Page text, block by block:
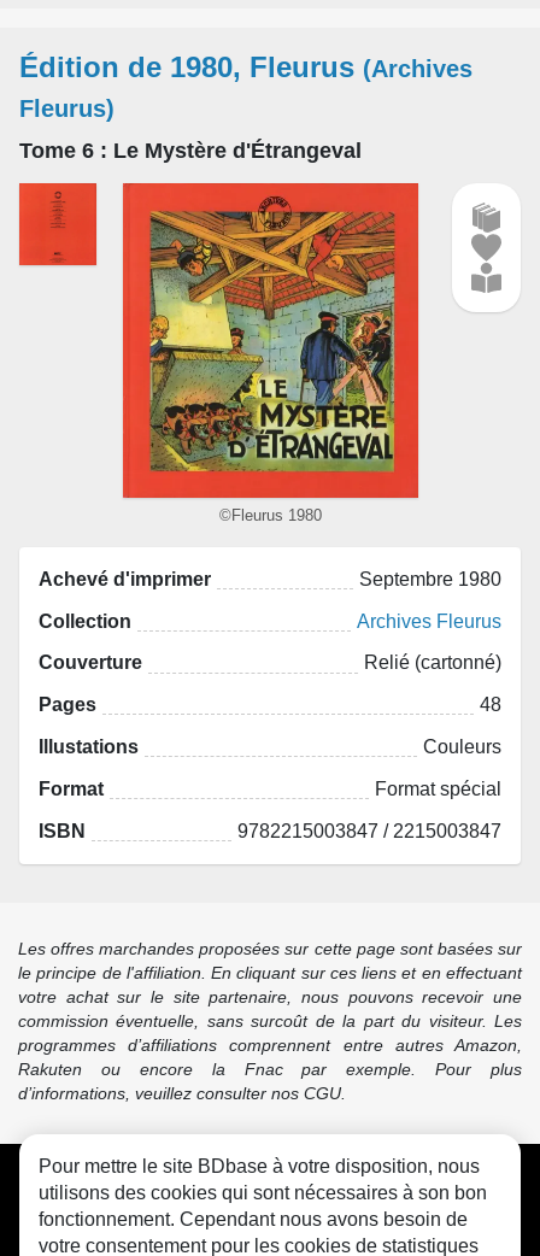
Édition de 1980, Fleurus (Archives
Fleurus)
Tome 6 : Le Mystère d'Étrangeval
©Fleurus 1980
Achevé d'imprimer Septembre 1980
Collection Archives Fleurus
Couverture Relié (cartonné)
Pages 48
Illustations Couleurs
Format Format spécial
ISBN 9782215003847 / 2215003847
Les offres marchandes proposées sur cette page sont basées sur
le principe de l'affiliation. En cliquant sur ces liens et en effectuant
votre achat sur le site partenaire, nous pouvons recevoir une
commission éventuelle, sans surcoût de la part du visiteur. Les
programmes d’affiliations comprennent entre autres Amazon,
Rakuten ou encore la Fnac par exemple. Pour plus
d’informations, veuillez consulter nos CGU.
CGU FAQ Contact Cookies
Pour mettre le site BDbase à votre disposition, nous
utilisons des cookies qui sont nécessaires à son bon
fonctionnement. Cependant nous avons besoin de
votre consentement pour les cookies de statistiques